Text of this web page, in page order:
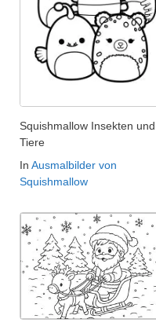
Squishmallow Insekten und
Tiere
In Ausmalbilder von
Squishmallow